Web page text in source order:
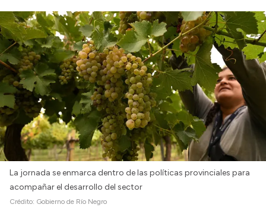
Intranet
Login
La jornada se enmarca dentro de las políticas provinciales para
acompañar el desarrollo del sector
Crédito: Gobierno de Río Negro